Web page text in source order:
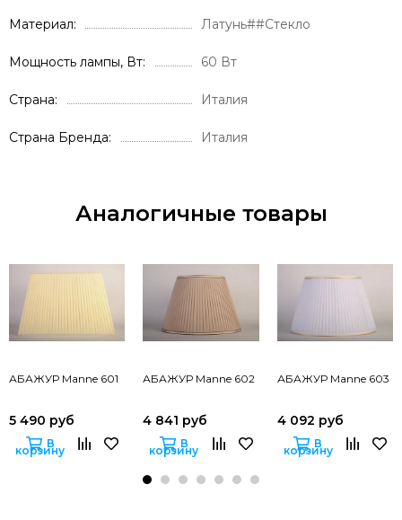
Материал Латунь##Стекло
Мощность лампы, Вт 60 Вт
Страна Италия
Страна Бренда Италия
Аналогичные товары
АБАЖУР Manne 601
5 490 руб
В
корзину
АБАЖУР Manne 602
4 841 руб
В
корзину
АБАЖУР Manne 603
4 092 руб
В
корзину